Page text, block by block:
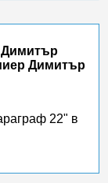
Димитър
Димитър
22" в